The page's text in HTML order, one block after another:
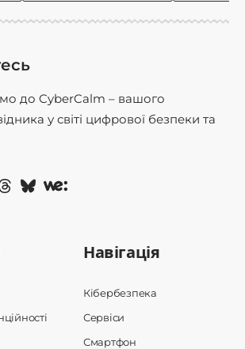
до CyberCalm – вашого
у світі цифрової безпеки та
Навігація
Кібербезпека
Сервіси
Смартфон